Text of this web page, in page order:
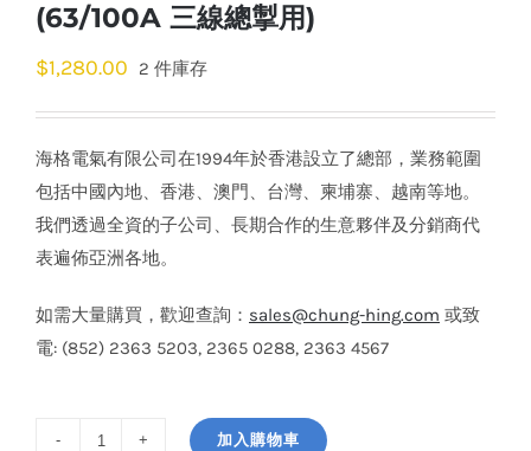
(63/100A 三線總掣用)
$1,280.00 2 件庫存
海格電氣有限公司在1994年於香港設立了總部，業務範圍
包括中國內地、香港、澳門、台灣、柬埔寨、越南等地。
我們透過全資的子公司、長期合作的生意夥伴及分銷商代
表遍佈亞洲各地。
如需大量購買，歡迎查詢： sales@chung-hing.com 或致
電: (852) 2363 5203, 2365 0288, 2363 4567
加入購物車